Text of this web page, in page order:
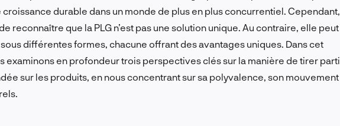
FR
durable dans un monde de plus en plus concurrentiel. Cependant,
reconnaître que la PLG n’est pas une solution unique. Au contraire, elle peut
différentes formes, chacune offrant des avantages uniques. Dans cet
examinons en profondeur trois perspectives clés sur la manière de tirer parti
sur les produits, en nous concentrant sur sa polyvalence, son mouvement